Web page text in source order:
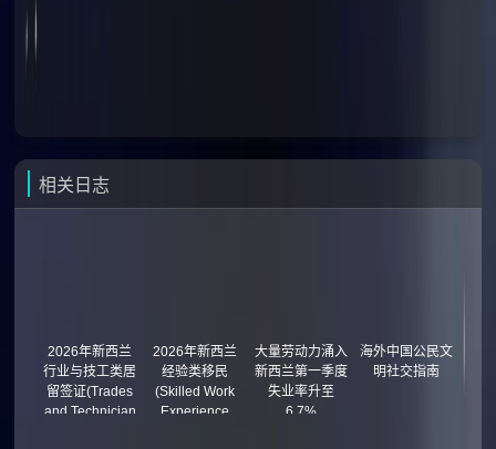
相关日志
2026年新西兰
行业与技工类居
留签证(Trades
and Technician
2026年新西兰
经验类移民
(Skilled Work
Experience
大量劳动力涌入
新西兰第一季度
失业率升至
6.7%
海外中国公民文
明社交指南